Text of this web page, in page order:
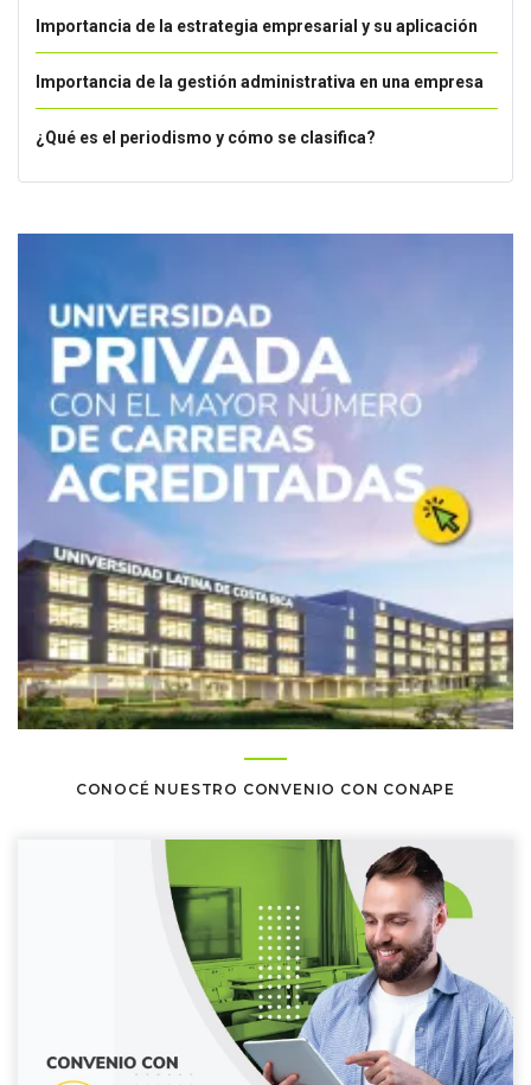
Importancia de la estrategia empresarial y su aplicación
Importancia de la gestión administrativa en una empresa
¿Qué es el periodismo y cómo se clasifica?
CONOCÉ NUESTRO CONVENIO CON CONAPE